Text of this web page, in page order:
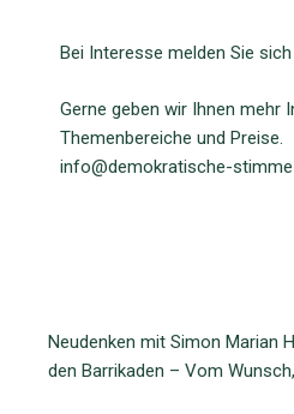
Bei Interesse melden Sie sich
Gerne geben wir Ihnen mehr
Themenbereiche und Preise.
info@demokratische-
Neudenken mit Simon Marian
den Barrikaden – Vom